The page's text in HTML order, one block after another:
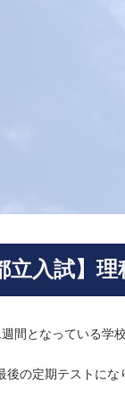
立入試】
間となっている学
後の定期テストにな